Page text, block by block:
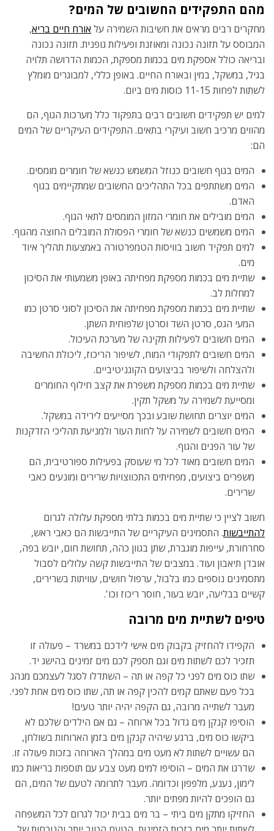
מהם התפקידים החשובים של המים?
מחקרים רבים מראים את חשיבות השמירה על אורח חיים בריא,
המבוסס על תזונה נכונה ומאוזנת ופעילות גופנית. תזונה נכונה
ובריאה כולל אספקת מים בכמות מספקת, הכמות הדרושה תלויה
בגיל, במשקל, במין ובאורח החיים. באופן כללי, למבוגרים מומלץ
לשתות לפחות 11-15 כוסות מים ביום.
למים יש תפקידים חשובים רבים בתפקוד כלל מערכות הגוף, הם
מהווים מרכיב חשוב ועיקרי בתאים. התפקידים העיקריים של המים
הם:
המים בגוף חשובים כנוזל המשמש כנשא של חומרים מומסים.
המים משתתפים בכל התהליכים החשובים שמתקיימים בגוף
האדם.
המים מובילים את חומרי המזון המומסים לתאי הגוף.
המים משמשים כנשא של חומרי הפסולת המובלים החוצה מהגוף.
למים תפקיד חשוב בוויסות הטמפרטורה באמצעות תהליך איוד
מים.
שתיית מים בכמות מספקת מפחיתה באופן משמעותי את הסיכון
למחלות לב.
שתיית מים בכמות מספקת מפחיתה את הסיכון לסוגי סרטן כמו
המעי הגס, סרטן השד וסרטן שלפוחית השתן.
המים חשובים לפעילות תקינה של מערכת העיכול.
המים חשובים לתפקודי המוח, לשיפור הריכוז, ליכולת החשיבה
ולהצלחה ולשיפור בביצועים הקוגניטיביים.
שתיית מים בכמות מספקת משפרת את קצב חילוף החומרים
ומסייעת לשמירה על משקל תקין.
המים יוצרים תחושת שובע ובכך מסייעים לירידה במשקל.
המים חשובים לשמירה על לחות העור ולמניעת תהליכי הזדקנות
של עור הפנים והגוף.
המים חשובים מאוד לכל מי שעוסק בפעילות ספורטיבית, הם
משפרים ביצועים, מפחיתים התכווצויות שרירים ומונעים כאבי
שרירים.
חשוב לציין כי שתיית מים בכמות בלתי מספקת עלולה לגרום
להתייבשות. התסמינים העיקריים של התייבשות הם כאבי ראש,
סחרחורת, עייפות מוגברת, שתן בגוון כהה, תחושת חום, יובש בפה,
אובדן תיאבון ועוד. במצבים של התייבשות קשה עלולים לסבול
מתסמינים נוספים כמו בלבול, ערפול חושים, עוויתות בשרירים,
קשיים בבליעה, יובש בעור, חוסר ריכוז וכו'.
טיפים לשתיית מים מרובה
הקפידו להחזיק בקבוק מים אישי לידכם במשרד – פעולה זו
תזכיר לכם לשתות מים וגם תספק לכם מים זמינים בהישג יד.
שתו כוס מים לפני כל קפה או תה – השתדלו לסגל לעצמכם מנהג
בכל פעם שאתם קמים להכין קפה או תה, שתו כוס מים אחת לפני.
מעבר לשתייה מרובה, גם הקפה יהיה יותר טעים!
הוסיפו קנקן מים גדול בכל ארוחה – גם אם הילדים שלכם לא
ביקשו כוס מים, ברגע שיהיה קנקן מים בזמן הארוחות בשולחן,
הם עשויים לשתות לא מעט מים במהלך הארוחה בזכות פעולה זו.
שדרגו את המים – הוסיפו למים מעט צבע עם תוספות בריאות כמו
לימון, נענע, מלפפון וכדומה. מעבר לתרומה לטעם של המים, הם
גם הופכים להיות מפתים יותר.
החזיקו מתקן מים ביתי – בר מים בבית יכול לגרום לכל המשפחה